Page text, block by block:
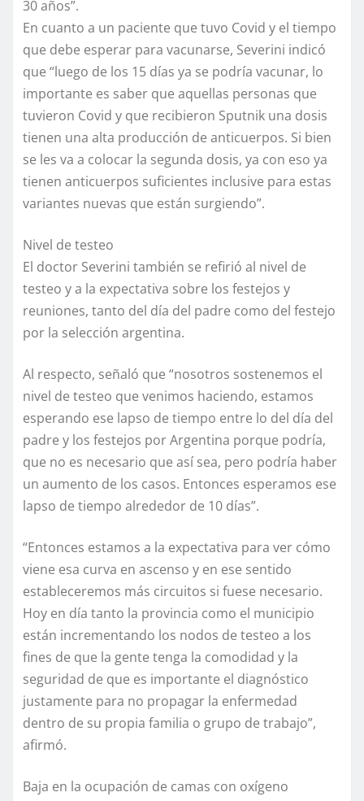
30 años”.
En cuanto a un paciente que tuvo Covid y el tiempo
que debe esperar para vacunarse, Severini indicó
que “luego de los 15 días ya se podría vacunar, lo
importante es saber que aquellas personas que
tuvieron Covid y que recibieron Sputnik una dosis
tienen una alta producción de anticuerpos. Si bien
se les va a colocar la segunda dosis, ya con eso ya
tienen anticuerpos suficientes inclusive para estas
variantes nuevas que están surgiendo”.
Nivel de testeo
El doctor Severini también se refirió al nivel de
testeo y a la expectativa sobre los festejos y
reuniones, tanto del día del padre como del festejo
por la selección argentina.
Al respecto, señaló que “nosotros sostenemos el
nivel de testeo que venimos haciendo, estamos
esperando ese lapso de tiempo entre lo del día del
padre y los festejos por Argentina porque podría,
que no es necesario que así sea, pero podría haber
un aumento de los casos. Entonces esperamos ese
lapso de tiempo alrededor de 10 días”.
“Entonces estamos a la expectativa para ver cómo
viene esa curva en ascenso y en ese sentido
estableceremos más circuitos si fuese necesario.
Hoy en día tanto la provincia como el municipio
están incrementando los nodos de testeo a los
fines de que la gente tenga la comodidad y la
seguridad de que es importante el diagnóstico
justamente para no propagar la enfermedad
dentro de su propia familia o grupo de trabajo”,
afirmó.
Baja en la ocupación de camas con oxígeno